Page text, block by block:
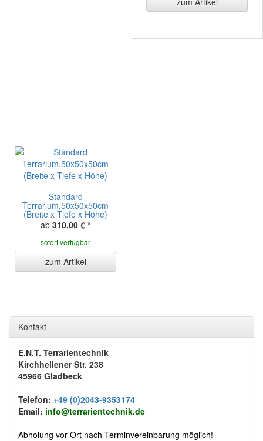
Standard
Terrarium,50x50x50cm
(Breite x Tiefe x Höhe)
ab 310,00 € *
sofort verfügbar
zum Artikel
Kontakt
E.N.T. Terrarientechnik
Kirchhellener Str. 238
45966 Gladbeck
Telefon: +49 (0)2043-9353174
Email: info@terrarientechnik.de
Abholung vor Ort nach Terminvereinbarung möglich!